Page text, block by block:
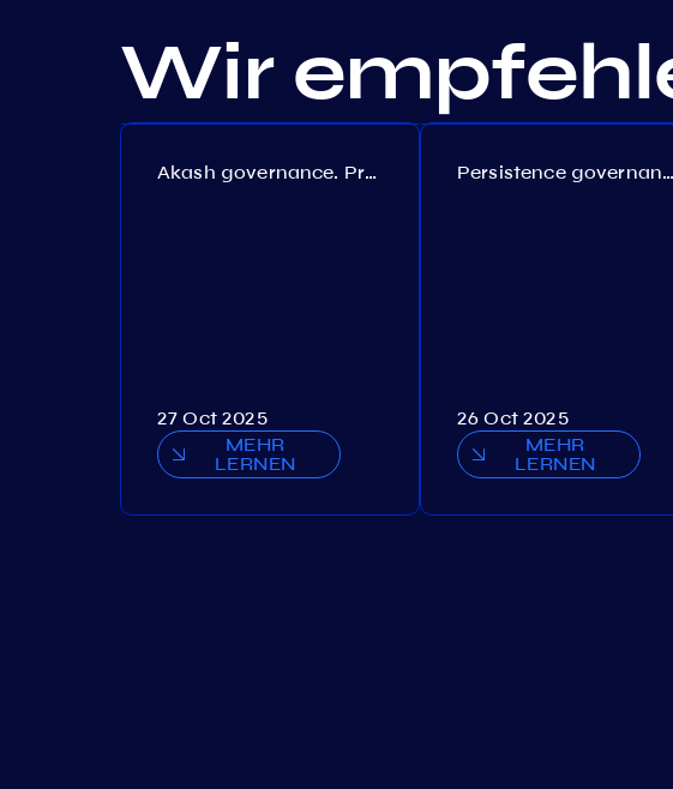
Wir
Akash governance. Proposal №308
27 Oct 2025
MEHR
LERNEN
Persistence governance. Proposal №150
26 Oct 2025
MEHR
LERNEN